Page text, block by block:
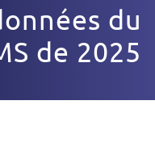
du
de 2025